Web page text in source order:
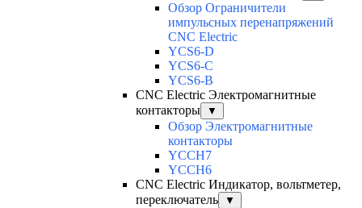
Обзор Ограничители
импульсных перенапряжений
CNC Electric
YCS6-D
YCS6-C
YCS6-B
CNC Electric Электромагнитные
контакторы
▼
Обзор Электромагнитные
контакторы
YCCH7
YCCH6
CNC Electric Индикатор, вольтметер,
переключатель
▼